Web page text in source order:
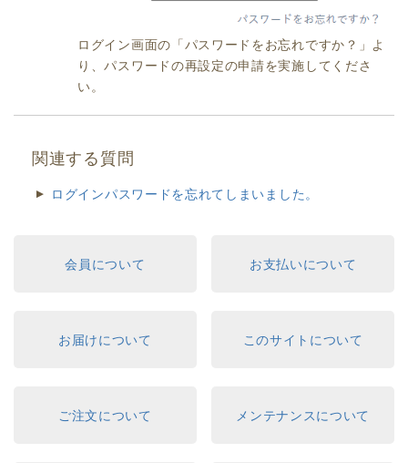
ログイン画面の「パスワードをお忘れですか？」よ
り、パスワードの再設定の申請を実施してくださ
い。
関連する質問
ログインパスワードを忘れてしまいました。
会員について お支払いについて
お届けについて このサイトについて
ご注文について メンテナンスについて